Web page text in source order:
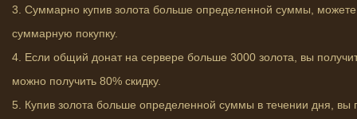
3. Суммарно купив золота больше определенной суммы, можете
суммарную покупку.
4. Если общий донат на сервере больше 3000 золота, вы
можно получить 80% скидку.
5. Купив золота больше определенной суммы в течении дня, вы